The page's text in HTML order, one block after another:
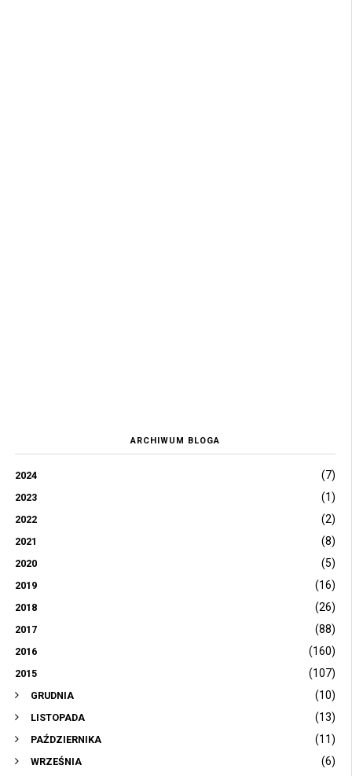
ARCHIWUM BLOGA
2024 (7)
2023 (1)
2022 (2)
2021 (8)
2020 (5)
2019 (16)
2018 (26)
2017 (88)
2016 (160)
2015 (107)
GRUDNIA (10)
LISTOPADA (13)
PAŹDZIERNIKA (11)
WRZEŚNIA (6)